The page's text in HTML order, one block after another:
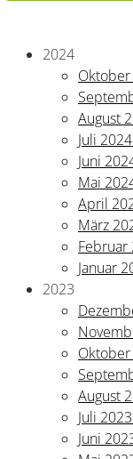
2024
August
Juli 2024
Juni
Mai
April
März
Februar
Januar
2023
August
Juli 2023
Juni